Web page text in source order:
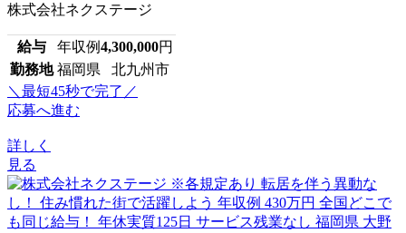
株式会社ネクステージ
給与 年収例4,300,000円
勤務地 福岡県 北九州市
＼最短45秒で完了／
応募へ進む
詳しく
見る